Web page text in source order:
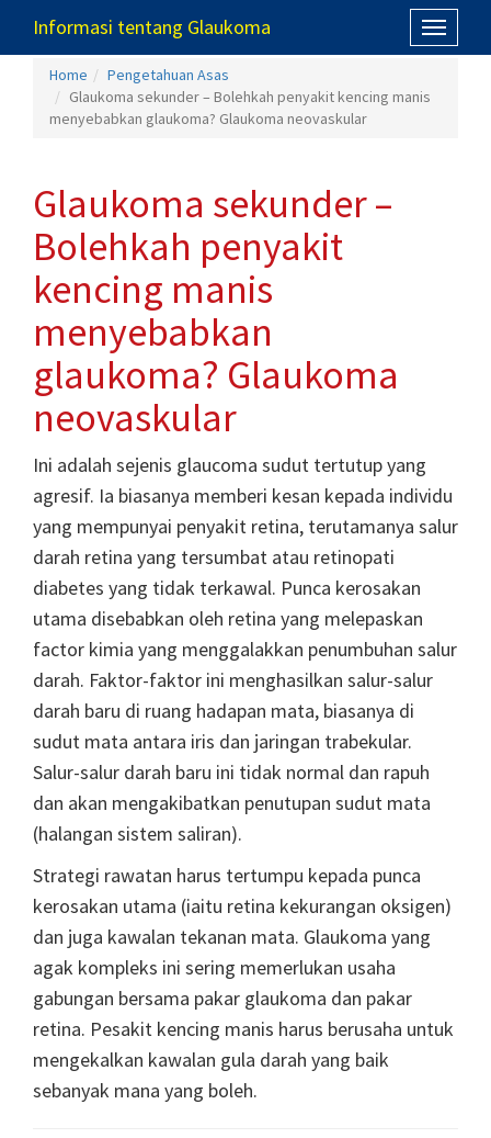
Toggle
Informasi tentang Glaukoma
Home
Pengetahuan Asas
Glaukoma sekunder – Bolehkah penyakit kencing manis
menyebabkan glaukoma? Glaukoma neovaskular
Glaukoma sekunder –
Bolehkah penyakit
kencing manis
menyebabkan
glaukoma? Glaukoma
neovaskular
Ini adalah sejenis glaucoma sudut tertutup yang
agresif. Ia biasanya memberi kesan kepada individu
yang mempunyai penyakit retina, terutamanya salur
darah retina yang tersumbat atau retinopati
diabetes yang tidak terkawal. Punca kerosakan
utama disebabkan oleh retina yang melepaskan
factor kimia yang menggalakkan penumbuhan salur
darah. Faktor-faktor ini menghasilkan salur-salur
darah baru di ruang hadapan mata, biasanya di
sudut mata antara iris dan jaringan trabekular.
Salur-salur darah baru ini tidak normal dan rapuh
dan akan mengakibatkan penutupan sudut mata
(halangan sistem saliran).
Strategi rawatan harus tertumpu kepada punca
kerosakan utama (iaitu retina kekurangan oksigen)
dan juga kawalan tekanan mata. Glaukoma yang
agak kompleks ini sering memerlukan usaha
gabungan bersama pakar glaukoma dan pakar
retina. Pesakit kencing manis harus berusaha untuk
mengekalkan kawalan gula darah yang baik
sebanyak mana yang boleh.